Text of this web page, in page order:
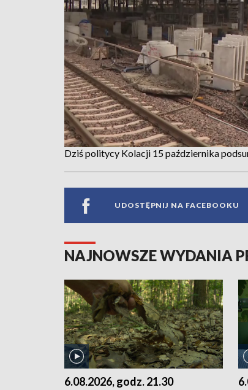
Dziś politycy Kolacji 15 października
UDOSTĘPNIJ NA FACEBOOKU
NAJNOWSZE WYDANIA
6.08.2026, godz. 21.30